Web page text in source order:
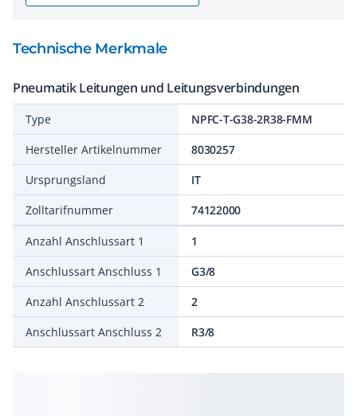
Technische Merkmale
Pneumatik Leitungen und Leitungsverbindungen
Type
NPFC-T-G38-2R38-FMM
Hersteller Artikelnummer
8030257
Ursprungsland
IT
Zolltarifnummer
74122000
Anzahl Anschlussart 1
1
Anschlussart Anschluss 1
G3/8
Anzahl Anschlussart 2
2
Anschlussart Anschluss 2
R3/8